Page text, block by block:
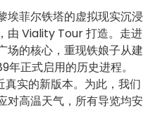
埃菲尔铁塔的虚拟现实沉浸
由 Viality Tour 打造。走进
场的核心，重现铁娘子从建
年正式启用的历史进程。
实的新版本。为此，我们
对高温天气，所有导览均安